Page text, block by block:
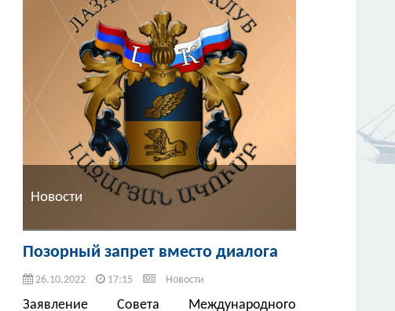
Новости
Позорный запрет вместо диалога
26.10.2022 17:15 Новости
Заявление Совета Международного